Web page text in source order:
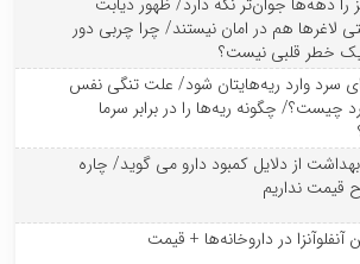
حتی لاغرها هم در امان نیستند/ چرا چربی دور
خطر قلبی نیست؟
سرد وارد ریه‌هایتان شود/ علت تنگی نفس
چیست؟/ چگونه ریه‌ها را در برابر سرما
از دلایل کمبود دارو می گوید/ چاره
قیمت نداریم
آنفلوآنزا در داروخانه‌ها + قیمت